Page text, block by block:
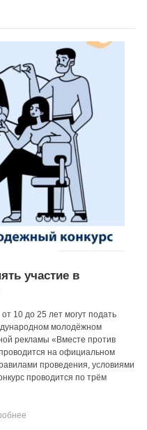
участие в
10 до 25 лет могут подать
молодёжном
рекламы «Вместе против
на официальном
проведения, условиями
проводится по трём